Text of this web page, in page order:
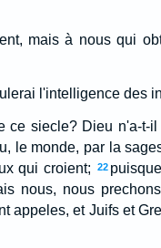
mais à nous qui
l'intelligence des
siecle? Dieu n'a-t-
le monde, par la
qui croient;
22
nous, nous
appeles, et Juifs et